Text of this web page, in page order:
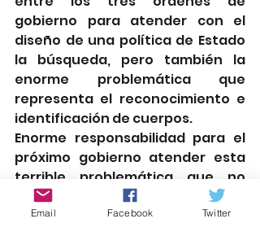
gobierno para atender con el
diseño de una política de Estado
la búsqueda, pero también la
enorme problemática que
representa el reconocimiento e
identificación de cuerpos.
Enorme responsabilidad para el
próximo gobierno atender esta
terrible problemática que no
debe seguir en “pausa”.
Email Facebook Twitter